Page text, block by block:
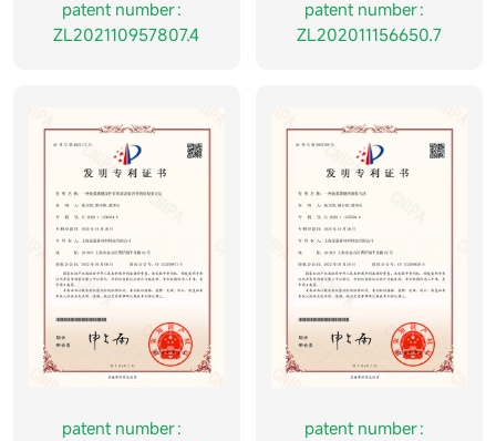
patent number：
ZL202110957807.4
patent number：
ZL202011156650.7
patent number：
patent number：